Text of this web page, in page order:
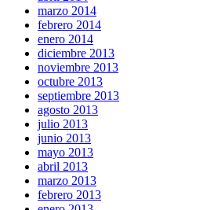
marzo 2014
febrero 2014
enero 2014
diciembre 2013
noviembre 2013
octubre 2013
septiembre 2013
agosto 2013
julio 2013
junio 2013
mayo 2013
abril 2013
marzo 2013
febrero 2013